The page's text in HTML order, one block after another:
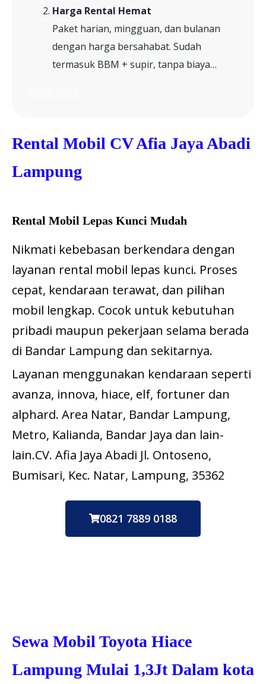
Harga Rental Hemat
Paket harian, mingguan, dan bulanan
dengan harga bersahabat. Sudah
termasuk BBM + supir, tanpa biaya…
Rental Mobil CV Afia Jaya Abadi
Lampung
Rental Mobil Lepas Kunci Mudah
Nikmati kebebasan berkendara dengan
layanan rental mobil lepas kunci. Proses
cepat, kendaraan terawat, dan pilihan
mobil lengkap. Cocok untuk kebutuhan
pribadi maupun pekerjaan selama berada
di Bandar Lampung dan sekitarnya.
Layanan menggunakan kendaraan seperti
avanza, innova, hiace, elf, fortuner dan
alphard. Area Natar, Bandar Lampung,
Metro, Kalianda, Bandar Jaya dan lain-
lain.CV. Afia Jaya Abadi Jl. Ontoseno,
Bumisari, Kec. Natar, Lampung, 35362
0821 7889 0188
Sewa Mobil Toyota Hiace
Lampung Mulai 1,3Jt Dalam kota